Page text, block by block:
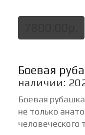
Боевая
наличии:
Боевая
не только
человеческого